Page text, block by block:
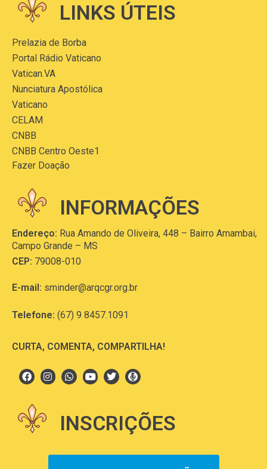
LINKS ÚTEIS
Prelazia de Borba
Portal Rádio Vaticano
Vatican.VA
Nunciatura Apostólica
Vaticano
CELAM
CNBB
CNBB Centro Oeste1
Fazer Doação
INFORMAÇÕES
Endereço: Rua Amando de Oliveira, 448 – Bairro Amambai,
Campo Grande – MS
CEP: 79008-010
E-mail: sminder@arqcgr.org.br
Telefone: (67) 9 8457.1091
CURTA, COMENTA, COMPARTILHA!
INSCRIÇÕES